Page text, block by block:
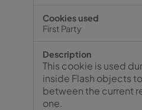
First Party
This cookie is used
inside Flash objects
between the current
one.